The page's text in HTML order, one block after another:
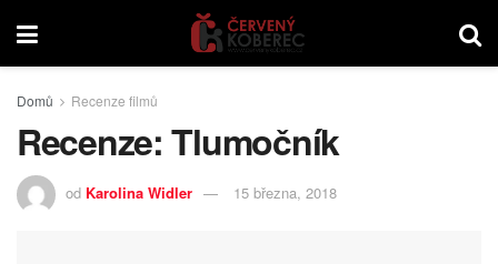
Domů Recenze filmů
Recenze: Tlumočník
od Karolina Widler 15 března, 2018